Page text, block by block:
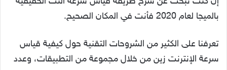
بالميجا لعام 2020 فأنت في المكان الصحيح.
تعرفنا على الكثير من الشروحات التقنية حول كيفية قياس
سرعة الإنترنت زين من خلال مجموعة من التطبيقات، وعدد